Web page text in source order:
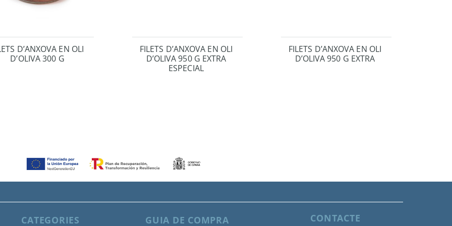
D’ANXOVA EN OLI
D’OLIVA 300 G
FILETS D’ANXOVA EN OLI
D’OLIVA 950 G EXTRA
ESPECIAL
FILETS D’ANXOVA EN OLI
D’OLIVA 950 G EXTRA
CATEGORIES GUIA DE COMPRA CONTACTE